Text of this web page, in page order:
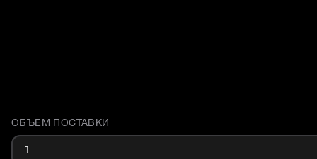
Доставка и объем поставки
ОБЪЕМ ПОСТАВКИ